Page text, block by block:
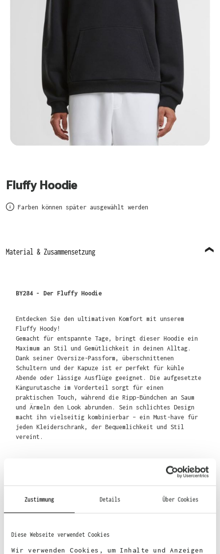
Zustimmung Details Über Cookies
Diese Webseite verwendet Cookies
Wir verwenden Cookies, um Inhalte und Anzeigen
Fluffy Hoodie
Farben können später ausgewählt werden
Material & Zusammensetzung
BY284 - Der Fluffy Hoodie
Entdecken Sie den ultimativen Komfort mit unserem
Fluffy Hoody!
Gemacht für entspannte Tage, bringt dieser Hoodie ein
Maximum an Stil und Gemütlichkeit in deinen Alltag.
Dank seiner Oversize-Passform, überschnittenen
Schultern und der Kapuze ist er perfekt für kühle
Abende oder lässige Ausflüge geeignet. Die aufgesetzte
Kängurutasche im Vorderteil sorgt für einen
praktischen Touch, während die Ripp-Bündchen an Saum
und Ärmeln den Look abrunden. Sein schlichtes Design
macht ihn vielseitig kombinierbar – ein Must-have für
jeden Kleiderschrank, der Bequemlichkeit und Stil
vereint.
70% Baumwolle, 30% Polyester